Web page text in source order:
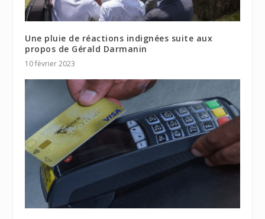
Une pluie de réactions indignées suite aux
propos de Gérald Darmanin
10 février 2023